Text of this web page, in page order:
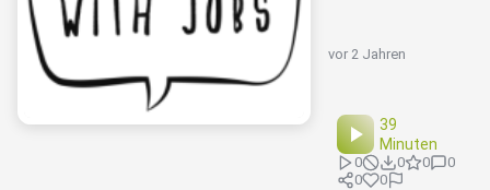
vor 2 Jahren
39
Minuten
0 0 0
0
0
0